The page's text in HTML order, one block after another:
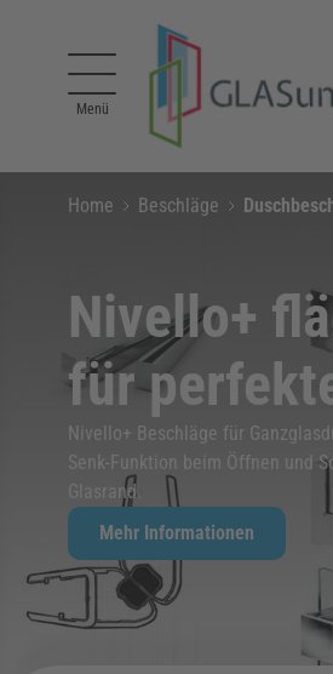
Menü
Home Beschläge
Nivello+
für
Nivello+ Beschläge für
Senk-Funktion beim Öffnen und
Glasrand.
Mehr Informationen